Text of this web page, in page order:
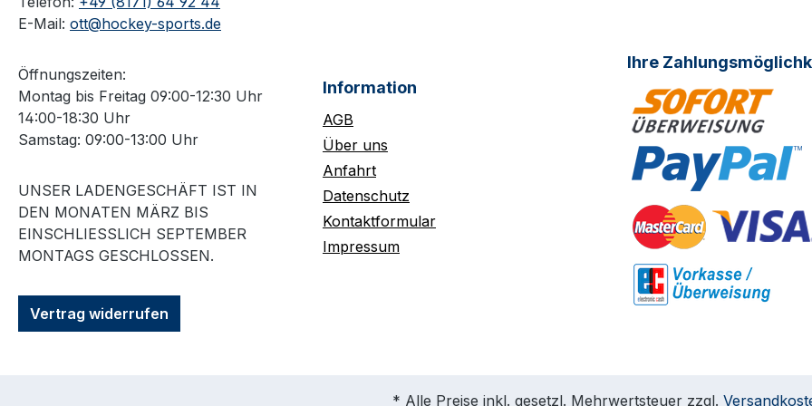
E-Mail: ott@hockey-sports.de
Öffnungszeiten:
Montag bis Freitag 09:00-12:30 Uhr
14:00-18:30 Uhr
Samstag: 09:00-13:00 Uhr
UNSER LADENGESCHÄFT IST IN
DEN MONATEN MÄRZ BIS
EINSCHLIESSLICH SEPTEMBER M
ONTAGS GESCHLOSSEN.
Vertrag widerrufen
Information
AGB
Über uns
Anfahrt
Datenschutz
Kontaktformular
Impressum
Ihre
* Alle Preise inkl. gesetzl. Mehrwertsteuer zzgl.